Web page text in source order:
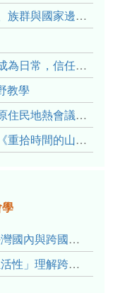
《高砂的翅膀》、《檔案／李光輝》
任角力下的情感伏流
教學
熱會議的初步觀察
們的」立場性(positionality)
「散播愛心」還是「打工度假」？臺灣國內與跨國捐卵的利他修辭、金錢動機與身體代價
當性別不只是種身分：從「情慾可生活性」理解跨性別者的身體、慾望與認同探索